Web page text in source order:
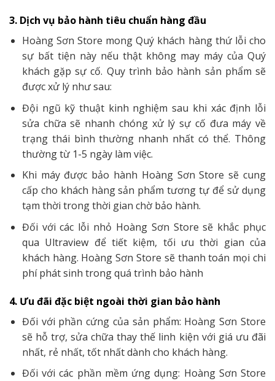
3. Dịch vụ bảo hành tiêu chuẩn hàng đầu
Hoàng Sơn Store mong Quý khách hàng thứ lỗi cho
sự bất tiện này nếu thật không may máy của Quý
khách gặp sự cố. Quy trình bảo hành sản phẩm sẽ
được xử lý như sau:
Đội ngũ kỹ thuật kinh nghiệm sau khi xác định lỗi
sửa chữa sẽ nhanh chóng xử lý sự cố đưa máy về
trạng thái bình thường nhanh nhất có thể. Thông
thường từ 1-5 ngày làm việc.
Khi máy được bảo hành Hoàng Sơn Store sẽ cung
cấp cho khách hàng sản phẩm tương tự để sử dụng
tạm thời trong thời gian chờ bảo hành.
Đối với các lỗi nhỏ Hoàng Sơn Store sẽ khắc phục
qua Ultraview để tiết kiệm, tối ưu thời gian của
khách hàng. Hoàng Sơn Store sẽ thanh toán mọi chi
phí phát sinh trong quá trình bảo hành
4. Ưu đãi đặc biệt ngoài thời gian bảo hành
Đối với phần cứng của sản phẩm: Hoàng Sơn Store
sẽ hỗ trợ, sửa chữa thay thế linh kiện với giá ưu đãi
nhất, rẻ nhất, tốt nhất dành cho khách hàng.
Đối với các phần mềm ứng dụng: Hoàng Sơn Store